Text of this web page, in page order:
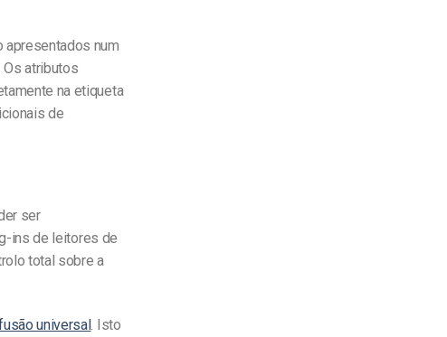
apresentados num
atributos
na etiqueta
de
ser
ins de leitores de
total sobre a
universal. Isto